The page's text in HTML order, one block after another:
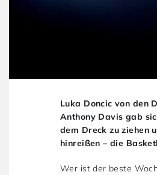
Luka Doncic von den
Anthony Davis gab
dem Dreck zu ziehen
hinreißen – die
Wer ist der beste